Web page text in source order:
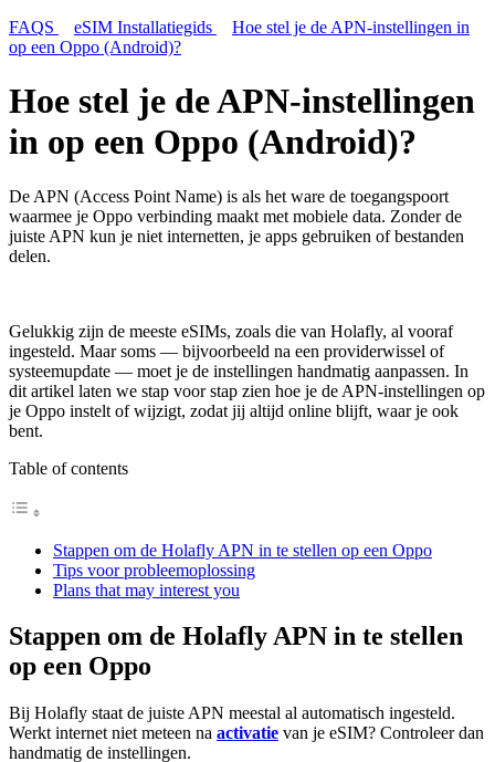
FAQS
eSIM Installatiegids
Hoe stel je de APN-instellingen in
op een Oppo (Android)?
Hoe stel je de APN-instellingen
in op een Oppo (Android)?
De APN (Access Point Name) is als het ware de toegangspoort
waarmee je Oppo verbinding maakt met mobiele data. Zonder de
juiste APN kun je niet internetten, je apps gebruiken of bestanden
delen.
Gelukkig zijn de meeste eSIMs, zoals die van Holafly, al vooraf
ingesteld. Maar soms — bijvoorbeeld na een providerwissel of
systeemupdate — moet je de instellingen handmatig aanpassen. In
dit artikel laten we stap voor stap zien hoe je de APN-instellingen op
je Oppo instelt of wijzigt, zodat jij altijd online blijft, waar je ook
bent.
Table of contents
Stappen om de Holafly APN in te stellen op een Oppo
Tips voor probleemoplossing
Plans that may interest you
Stappen om de Holafly APN in te stellen
op een Oppo
Bij Holafly staat de juiste APN meestal al automatisch ingesteld.
Werkt internet niet meteen na activatie van je eSIM? Controleer dan
handmatig de instellingen.